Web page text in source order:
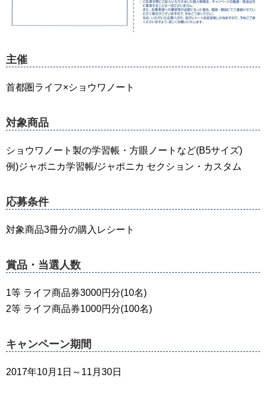
主催
首都圏ライフ×ショウワノート
対象商品
ショウワノート製の学習帳・方眼ノートなど(B5サイズ)
例)ジャポニカ学習帳/ジャポニカ セクション・カスタム
応募条件
対象商品3冊分の購入レシート
賞品・当選人数
1等 ライフ商品券3000円分(10名)
2等 ライフ商品券1000円分(100名)
キャンペーン期間
2017年10月1日～11月30日